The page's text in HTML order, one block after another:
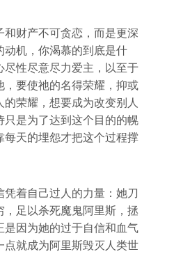
和财产不可贪恋，而是更深
动机，你渴慕的到底是什
尽性尽意尽力爱主，以至于
，要使祂的名得荣耀，抑或
荣耀，想要成为改变别人
只是为了达到这个目的的幌
每天的埋怨才把这个过程撑
凭着自己过人的力量：她刀
，足以杀死魔鬼阿里斯，拯
是因为她的过于自信和血气
点就成为阿里斯毁灭人类世